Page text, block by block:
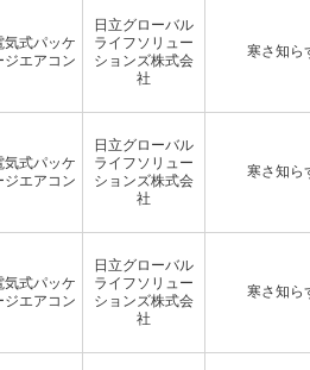
気式パッケ
ジエアコン
日立グローバル
ライフソリュー
ションズ株式会
社
寒さ知ら
気式パッケ
ジエアコン
日立グローバル
ライフソリュー
ションズ株式会
社
寒さ知ら
気式パッケ
ジエアコン
日立グローバル
ライフソリュー
ションズ株式会
社
寒さ知ら